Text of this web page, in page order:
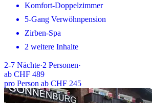
Komfort-Doppelzimmer
5-Gang Verwöhnpension
Zirben-Spa
2 weitere Inhalte
2-7 Nächte·2 Personen·
ab CHF 489
pro Person ab CHF 245